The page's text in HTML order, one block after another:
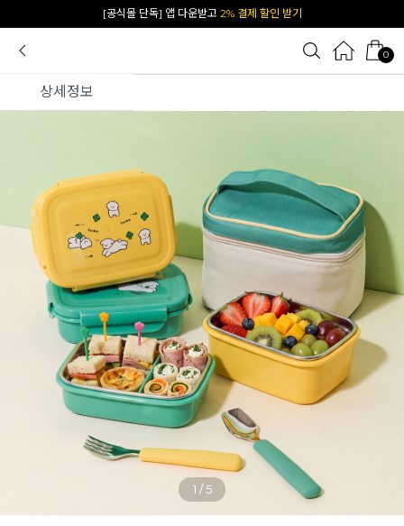
카카오 플친 추가하면1천원 즉시 할인 쿠폰
0
상세정보
1 /5